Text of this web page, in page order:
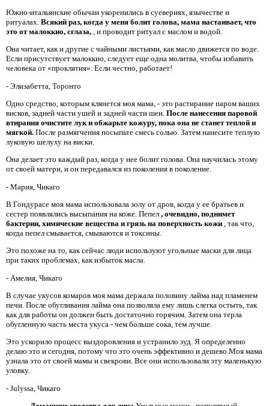
Южно-итальянские обычаи укоренились в суевериях, язычестве и
ритуалах. Всякий раз, когда у меня болит голова, мама настаивает, что
это от малоккио, сглаза, , и проводит ритуал с маслом и водой.
Она читает, как и другие с чайными листьями, как масло движется по воде.
Если присутствует малоккио, следует еще одна молитва, чтобы избавить
человека от «проклятия». Если честно, работает!
- Элизабетта, Торонто
Одно средство, которым клянется моя мама, - это растирание паром ваших
висков, задней части ушей и задней части шеи. После нанесения паровой
втирания очистите лук и обжарьте кожуру, пока она не станет теплой и
мягкой. После размягчения посыпьте смесь солью. Затем нанесите теплую
луковую шелуху на виски.
Она делает это каждый раз, когда у нее болит голова. Она научилась этому
от своей матери, и он передавался из поколения в поколение.
- Мария, Чикаго
В Гондурасе моя мама использовала золу от дров, когда у ее братьев и
сестер появлялись высыпания на коже. Пепел , очевидно, поднимет
бактерии, химические вещества и грязь на поверхность кожи , так что,
когда пепел смывается, смываются и токсины.
Это похоже на то, как сейчас люди используют угольные маски для лица
при таких проблемах, как избыток масла.
- Амелия, Чикаго
В случае укусов комаров моя мама держала половину лайма над пламенем
печи. После обугливания лайма она позволяла ему лишь слегка остыть, так
как для работы он должен быть достаточно горячим. Затем она терла
обугленную часть места укуса - чем больше сока, тем лучше.
Это ускорило процесс выздоровления и устранило зуд. Я определенно
делаю это и сегодня, потому что это очень эффективно и дешево.Моя мама
узнала это от своей мамы и свекрови. Все они использовали эту маленькую
уловку.
- Julyssa, Чикаго